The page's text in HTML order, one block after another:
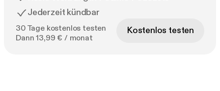
Jederzeit kündbar
30 Tage kostenlos testen
Dann 13,99 € / monat
Kostenlos testen